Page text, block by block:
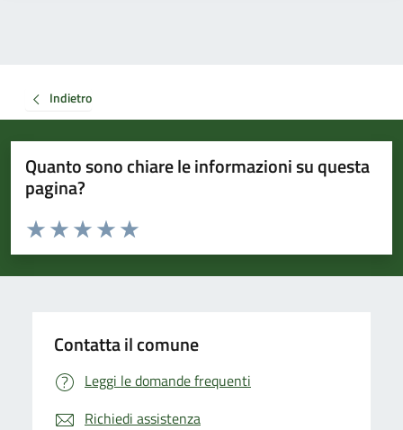
Indietro
Quanto sono chiare le informazioni su questa
pagina?
Valuta da 1 a 5 stelle la pagina
Valuta 5 stelle su 5
Valuta 4 stelle su 5
Valuta 3 stelle su 5
Valuta 2 stelle su 5
Valuta 1 stelle su 5
Contatta il comune
Leggi le domande frequenti
Richiedi assistenza